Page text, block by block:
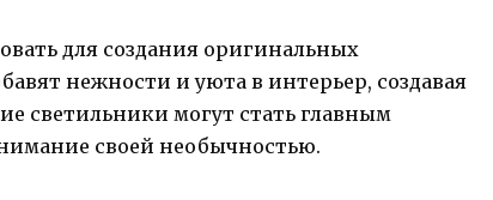
для создания оригинальных
нежности и уюта в интерьер, создавая
светильники могут стать главным
своей необычностью.